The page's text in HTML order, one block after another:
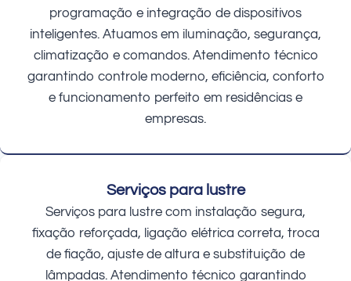
programação e integração de dispositivos
inteligentes. Atuamos em iluminação, segurança,
climatização e comandos. Atendimento técnico
garantindo controle moderno, eficiência, conforto
e funcionamento perfeito em residências e
empresas.
Serviços para lustre
Serviços para lustre com instalação segura,
fixação reforçada, ligação elétrica correta, troca
de fiação, ajuste de altura e substituição de
lâmpadas. Atendimento técnico garantindo